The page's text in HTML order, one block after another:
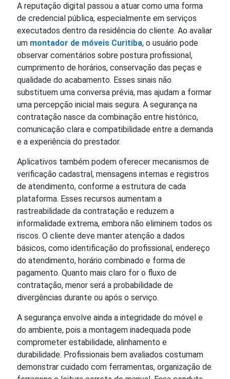
A reputação digital passou a atuar como uma forma
de credencial pública, especialmente em serviços
executados dentro da residência do cliente. Ao avaliar
um montador de móveis Curitiba, o usuário pode
observar comentários sobre postura profissional,
cumprimento de horários, conservação das peças e
qualidade do acabamento. Esses sinais não
substituem uma conversa prévia, mas ajudam a formar
uma percepção inicial mais segura. A segurança na
contratação nasce da combinação entre histórico,
comunicação clara e compatibilidade entre a demanda
e a experiência do prestador.
Aplicativos também podem oferecer mecanismos de
verificação cadastral, mensagens internas e registros
de atendimento, conforme a estrutura de cada
plataforma. Esses recursos aumentam a
rastreabilidade da contratação e reduzem a
informalidade extrema, embora não eliminem todos os
riscos. O cliente deve manter atenção a dados
básicos, como identificação do profissional, endereço
do atendimento, horário combinado e forma de
pagamento. Quanto mais claro for o fluxo de
contratação, menor será a probabilidade de
divergências durante ou após o serviço.
A segurança envolve ainda a integridade do móvel e
do ambiente, pois a montagem inadequada pode
comprometer estabilidade, alinhamento e
durabilidade. Profissionais bem avaliados costumam
demonstrar cuidado com ferramentas, organização de